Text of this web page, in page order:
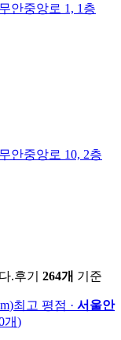
안중앙로 1, 1층
안중앙로 10, 2층
.후기 264개 기준
)최고 평점 · 서울안
개)